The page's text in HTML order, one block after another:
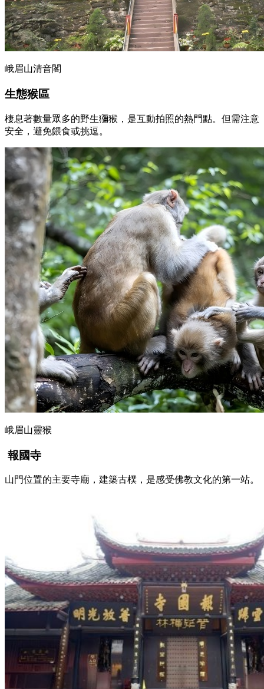
峨眉山清音閣
生態猴區
棲息著數量眾多的野生獼猴，是互動拍照的熱門點。但需注意
安全，避免餵食或挑逗。
峨眉山靈猴
報國寺
山門位置的主要寺廟，建築古樸，是感受佛教文化的第一站。